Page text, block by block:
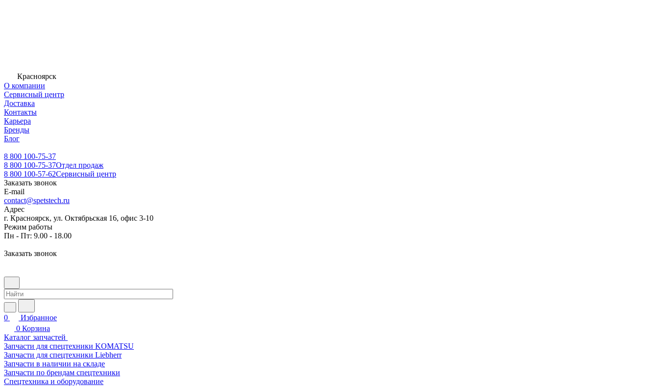
Красноярск
О компании
Сервисный центр
Доставка
Контакты
Карьера
Бренды
Блог
8 800 100-75-37
8 800 100-75-37Отдел продаж
8 800 100-57-62Сервисный центр
Заказать звонок
E-mail
contact@spetstech.ru
Адрес
г. Красноярск, ул. Октябрьская 16, офис 3-10
Режим работы
Пн - Пт: 9.00 - 18.00
Заказать звонок
0
Избранное
0 Корзина
Каталог запчастей
Запчасти для спецтехники KOMATSU
Запчасти для спецтехники Liebherr
Запчасти в наличии на складе
Запчасти по брендам спецтехники
Спецтехника и оборудование